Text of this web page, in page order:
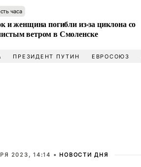
часа
и женщина погибли из-за циклона со
ветром в Смоленске
ПРЕЗИДЕНТ ПУТИН ЕВРОСОЮЗ
2023, 14:14 • НОВОСТИ ДНЯ